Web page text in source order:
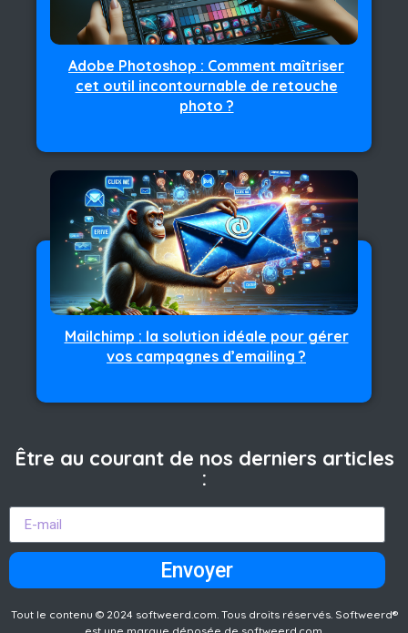
Adobe Photoshop : Comment maîtriser
cet outil incontournable de retouche
photo ?
Mailchimp : la solution idéale pour gérer
vos campagnes d’emailing ?
Être au courant de nos derniers articles
:
Envoyer
Tout le contenu © 2024 softweerd.com. Tous droits réservés. Softweerd®